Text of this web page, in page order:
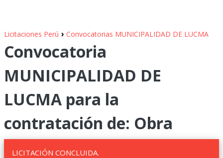
Licitaciones Perú › Convocatorias MUNICIPALIDAD DE LUCMA
Convocatoria
MUNICIPALIDAD DE
LUCMA para la
contratación de: Obra
LICITACIÓN CONCLUIDA.